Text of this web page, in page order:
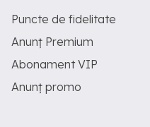
Puncte de fidelitate
Anunț Premium
Abonament VIP
Anunț promo